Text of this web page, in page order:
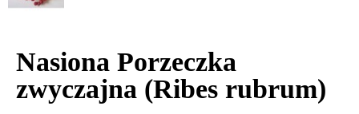
Nasiona Porzeczka
zwyczajna (Ribes rubrum)